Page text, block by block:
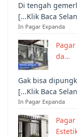
Di tengah
[...Klik Baca
In Pagar Expanda
da…
Gak bisa
[...Klik Baca
In Pagar Expanda